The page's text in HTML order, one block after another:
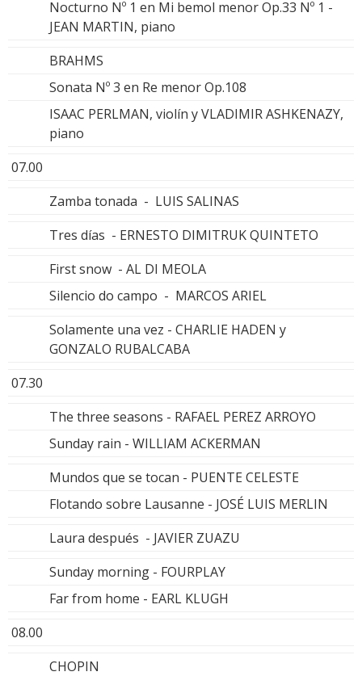
Nocturno Nº 1 en Mi bemol menor Op.33 Nº 1 -
JEAN MARTIN, piano
BRAHMS
Sonata Nº 3 en Re menor Op.108
ISAAC PERLMAN, violín y VLADIMIR ASHKENAZY,
piano
07.00
Zamba tonada - LUIS SALINAS
Tres días - ERNESTO DIMITRUK QUINTETO
First snow - AL DI MEOLA
Silencio do campo - MARCOS ARIEL
Solamente una vez - CHARLIE HADEN y
GONZALO RUBALCABA
07.30
The three seasons - RAFAEL PEREZ ARROYO
Sunday rain - WILLIAM ACKERMAN
Mundos que se tocan - PUENTE CELESTE
Flotando sobre Lausanne - JOSÉ LUIS MERLIN
Laura después - JAVIER ZUAZU
Sunday morning - FOURPLAY
Far from home - EARL KLUGH
08.00
CHOPIN